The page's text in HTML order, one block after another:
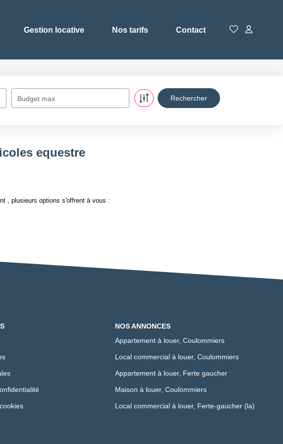
Gestion locative Nos tarifs Contact
Budget max
equestre
, plusieurs options s'offrent à vous :
NOS ANNONCES
Appartement à louer, Coulommiers
Local commercial à louer, Coulommiers
Appartement à louer, Ferte gaucher
Maison à louer, Coulommiers
Local commercial à louer, Ferte-gaucher (la)